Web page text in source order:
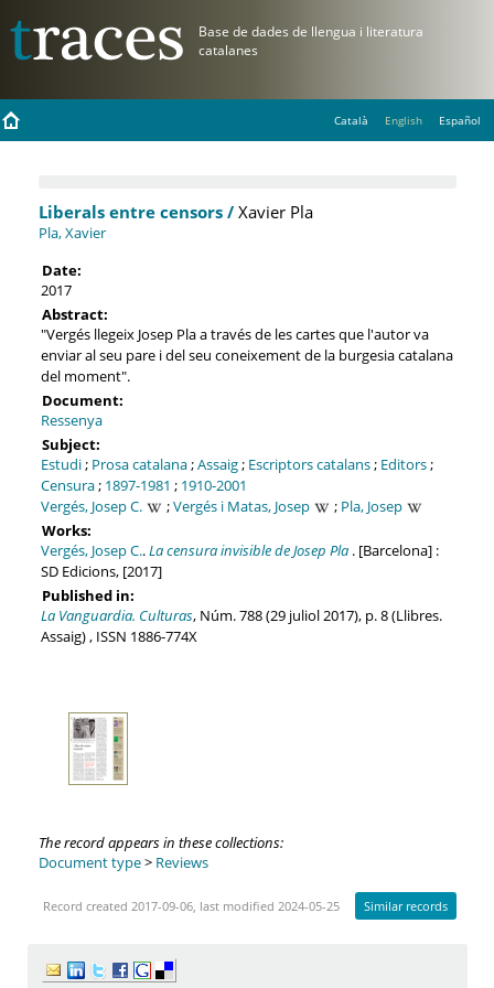
Català English Español
Liberals entre censors /Xavier Pla
Pla, Xavier
Date:
2017
Abstract:
"Vergés llegeix Josep Pla a través de les cartes que l'autor va
enviar al seu pare i del seu coneixement de la burgesia catalana
del moment".
Document:
Ressenya
Subject:
Estudi; Prosa catalana;Assaig; Escriptors catalans; Editors;
Censura; 1897-1981 ; 1910-2001
Vergés, Josep C.
;Vergés i Matas, Josep ; Pla, Josep
Works:
Vergés, Josep C..La censura invisible de Josep Pla. [Barcelona] :
SD Edicions, [2017]
Published in:
La Vanguardia. Culturas, Núm. 788 (29 juliol 2017), p. 8 (Llibres.
Assaig) , ISSN 1886-774X
The record appears in these collections:
Document type> Reviews
Record created 2017-09-06, last modified 2024-05-25 Similar records